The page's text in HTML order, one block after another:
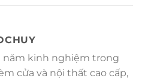
năm kinh nghiệm trong
cửa và nội thất cao cấp,